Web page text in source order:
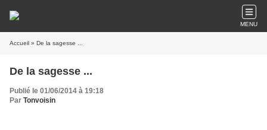
MENU
Accueil » De la sagesse ...
De la sagesse ...
Publié le 01/06/2014 à 19:18
Par Tonvoisin